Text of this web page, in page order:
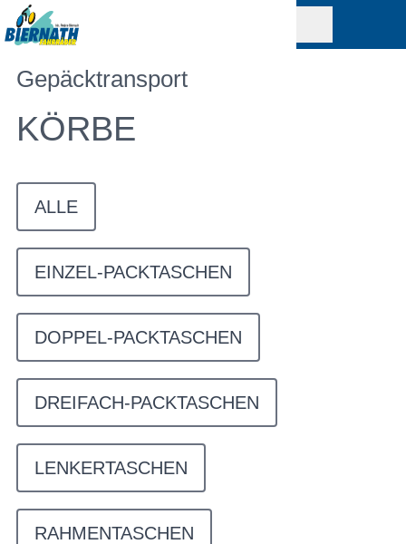
Gepäcktransport
KÖRBE
ALLE
EINZEL-PACKTASCHEN
DOPPEL-PACKTASCHEN
DREIFACH-PACKTASCHEN
LENKERTASCHEN
RAHMENTASCHEN